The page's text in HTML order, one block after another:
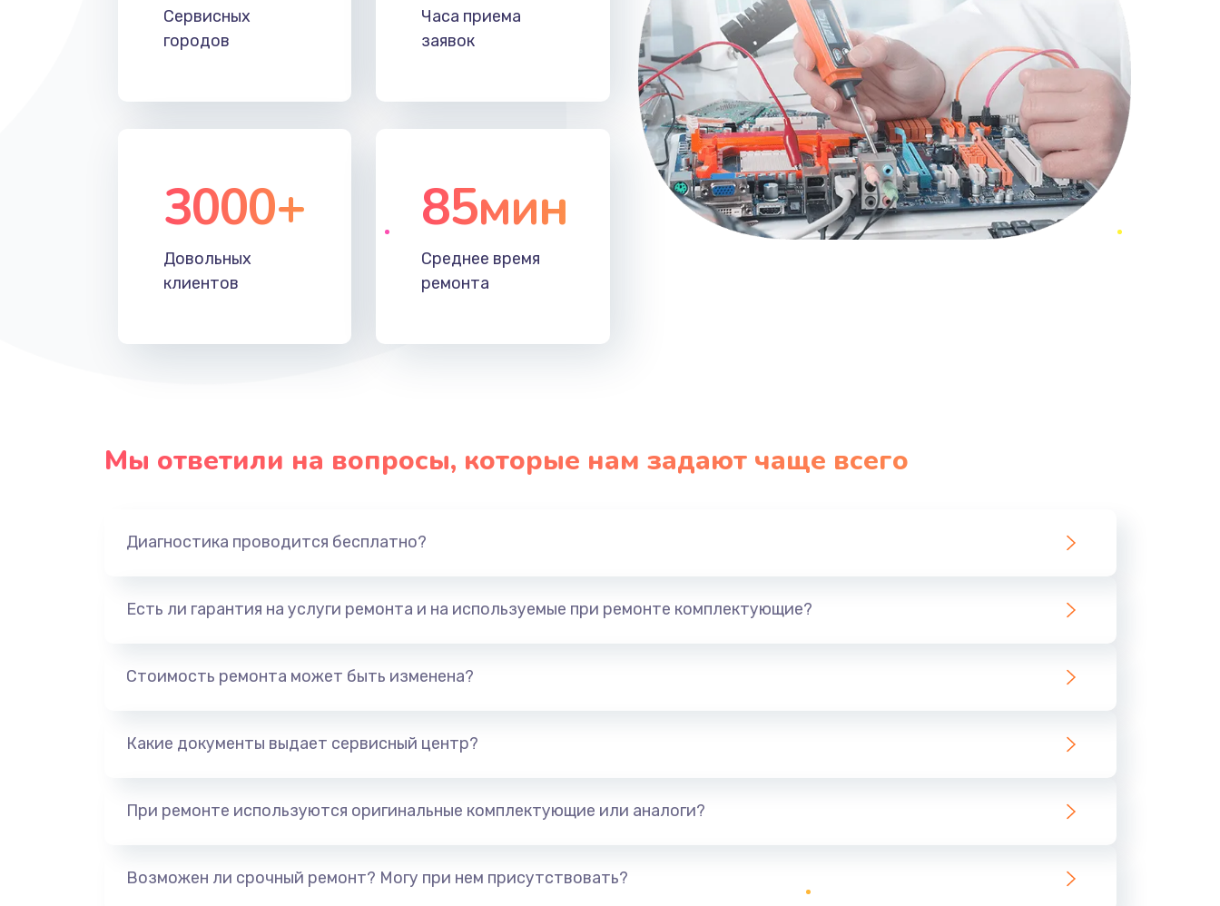
Сервисных
городов
Часа приема
заявок
3000+
Довольных
клиентов
85мин
Среднее время
ремонта
Мы ответили на вопросы, которые нам задают чаще всего
Диагностика проводится бесплатно?
Есть ли гарантия на услуги ремонта и на используемые при ремонте комплектующие?
Стоимость ремонта может быть изменена?
Какие документы выдает сервисный центр?
При ремонте используются оригинальные комплектующие или аналоги?
Возможен ли срочный ремонт? Могу при нем присутствовать?